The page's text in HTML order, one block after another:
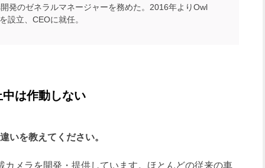
発のゼネラルマネージャーを務めた。2016年よりOwl
設立、CEOに就任。
は作動しない
いを教えてください。
メラを開発・提供しています。ほとんどの従来の車